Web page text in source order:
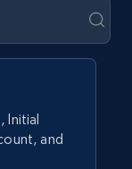
Initial
and